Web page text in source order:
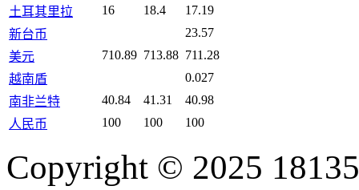
土耳其里拉
16 18.4
17.19
新台币
23.57
美元
710.89 713.88 711.28
越南盾
0.027
南非兰特
40.84 41.31
40.98
人民币
100 100 100
Copyright © 2025